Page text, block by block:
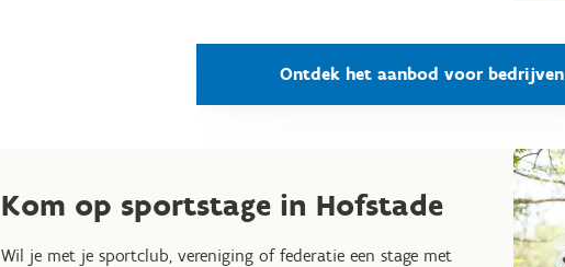
Ontdek het aanbod voor bedrijven
Kom op sportstage in Hofstade
Wil je met je sportclub, vereniging of federatie een stage met